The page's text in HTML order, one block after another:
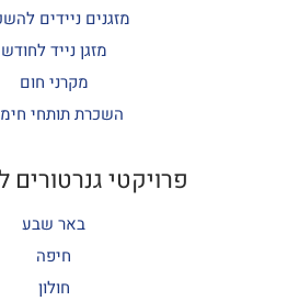
מזגנים ניידים
מזגן נייד לחודש
מקרני חום
השכרת תותחי
פרויקטי גנרטורים
באר שבע
חיפה
חולון